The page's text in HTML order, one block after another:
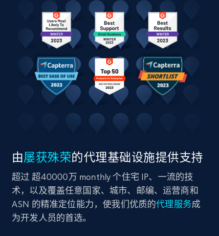
由屡获殊荣的代理基础设施提供支持
超过 超40000万 monthly 个住宅 IP、一流的技
术，以及覆盖任意国家、城市、邮编、运营商和
ASN 的精准定位能力，使我们优质的代理服务成
为开发人员的首选。